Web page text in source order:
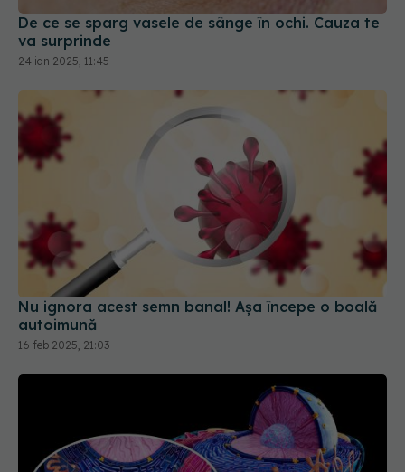
De ce se sparg vasele de sânge în ochi. Cauza te
va surprinde
24 ian 2025, 11:45
Nu ignora acest semn banal! Așa începe o boală
autoimună
16 feb 2025, 21:03